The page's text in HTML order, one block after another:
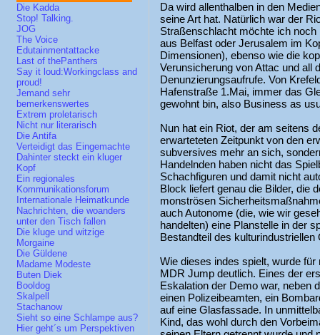
Die Kadda
Stop! Talking.
JOG
The Voice
Edutainmentattacke
Last of thePanthers
Say it loud:Workingclass and
proud!
Jemand sehr
bemerkenswertes
Extrem proletarisch
Nicht nur literarisch
Die Antifa
Verteidigt das Eingemachte
Dahinter steckt ein kluger
Kopf
Ein regionales
Kommunikationsforum
Internationale Heimatkunde
Nachrichten, die woanders
unter den Tisch fallen
Die kluge und witzige
Morgaine
Die Güldene
Madame Modeste
Buten Diek
Booldog
Skalpell
Stachanow
Sieht so eine Schlampe aus?
Hier geht´s um Perspektiven
Da wird allenthalben in den
seine Art hat. Natürlich war der
Straßenschlacht möchte ich
aus Belfast oder Jerusalem im
Dimensionen), ebenso wie die
Verunsicherung von Attac und all
Denunzierungsaufrufe. Von
Hafenstraße 1.Mai, immer das
gewohnt bin, also Business as
Nun hat ein Riot, der am seitens
erwarteteten Zeitpunkt von den
subversives mehr an sich,
Handelnden haben nicht das
Schachfiguren und damit nicht
Block liefert genau die Bilder, die
monströsen
auch Autonome (die, wie wir
handelten) eine Planstelle in der
Bestandteil des kulturindustriellen
Wie dieses indes spielt, wurde
MDR Jump deutlich. Eines der
Eskalation der Demo war, neben
einen Polizeibeamten, ein
auf eine Glasfassade. In
Kind, das wohl durch den